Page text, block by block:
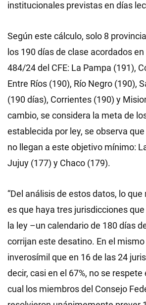
institucionales previstas en días
Según este cálculo, solo 8
los 190 días de clase acordados en
484/24 del CFE: La Pampa (191),
Entre Ríos (190), Río Negro (190),
(190 días), Corrientes (190) y
cambio, se considera la meta de
establecida por ley, se observa
no llegan a este objetivo mínimo:
Jujuy (177) y Chaco (179).
“Del análisis de estos datos, lo
es que haya tres jurisdicciones
la ley –un calendario de 180 días
corrijan este desatino. En el
inverosímil que en 16 de las 24
decir, casi en el 67%, no se respete
cual los miembros del Consejo